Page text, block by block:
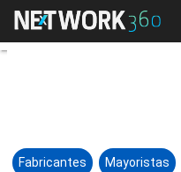
Fabricantes Mayoristas